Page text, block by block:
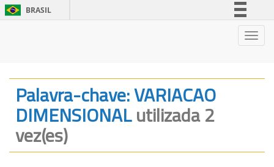
BRASIL
Legislação
Canais
Palavra-chave: VARIACAO
DIMENSIONALutilizada 2
vez(es)